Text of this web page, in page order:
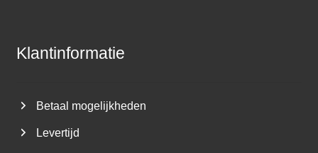
Klantinformatie
Betaal mogelijkheden
Levertijd